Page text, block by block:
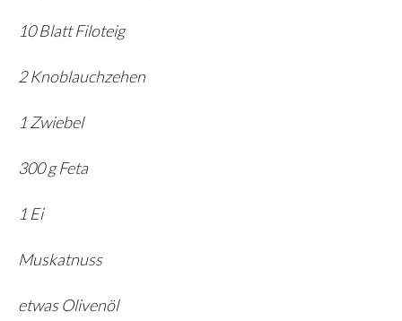
10 Blatt Filoteig
2 Knoblauchzehen
1 Zwiebel
300 g Feta
1 Ei
Muskatnuss
etwas Olivenöl